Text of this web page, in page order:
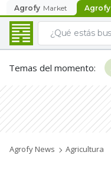
Agrofy Market Agrofy
Temas del momento:
Agrofy News Agricultura